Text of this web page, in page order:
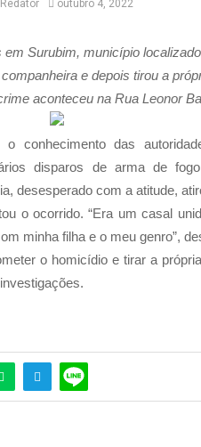
Redator outubro 4, 2022
Surubim, município
e depois tirou a
aconteceu na Rua Leonor
conhecimento das
disparos de arma de
desesperado com a atitude,
o ocorrido. “Era um casal
minha filha e o meu genro”,
o homicídio e tirar a